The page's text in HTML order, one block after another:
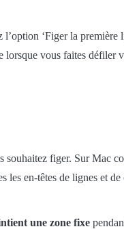
‘Figer la première
lorsque vous faites défiler
souhaitez figer. Sur Mac
les en-têtes de lignes et
une zone fixe